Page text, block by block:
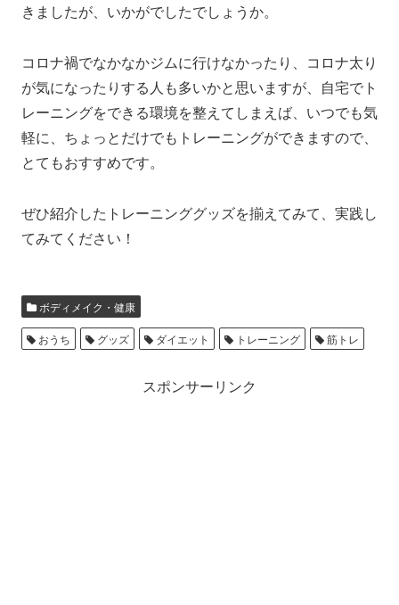
きましたが、いかがでしたでしょうか。
コロナ禍でなかなかジムに行けなかったり、コロナ太り
が気になったりする人も多いかと思いますが、自宅でト
レーニングをできる環境を整えてしまえば、いつでも気
軽に、ちょっとだけでもトレーニングができますので、
とてもおすすめです。
ぜひ紹介したトレーニンググッズを揃えてみて、実践し
てみてください！
ボディメイク・健康
おうち グッズ ダイエット トレーニング 筋トレ
スポンサーリンク